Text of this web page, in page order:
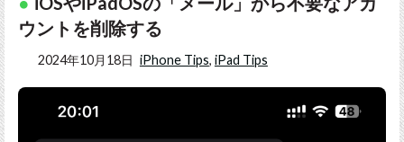
ウントを削除する
2024年10月18日 iPhone Tips, iPad Tips